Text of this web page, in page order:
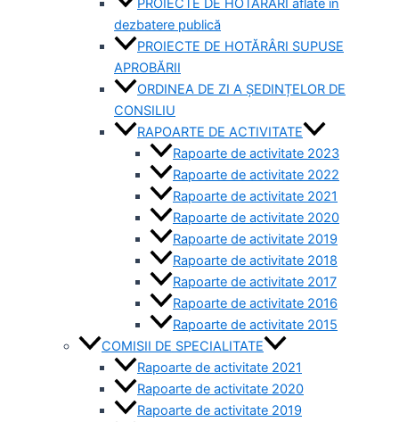
dezbatere publică
PROIECTE DE HOTĂRÂRI SUPUSE
APROBĂRII
ORDINEA DE ZI A ȘEDINȚELOR DE
CONSILIU
RAPOARTE DE ACTIVITATE
Rapoarte de activitate 2023
Rapoarte de activitate 2022
Rapoarte de activitate 2021
Rapoarte de activitate 2020
Rapoarte de activitate 2019
Rapoarte de activitate 2018
Rapoarte de activitate 2017
Rapoarte de activitate 2016
Rapoarte de activitate 2015
COMISII DE SPECIALITATE
Rapoarte de activitate 2021
Rapoarte de activitate 2020
Rapoarte de activitate 2019